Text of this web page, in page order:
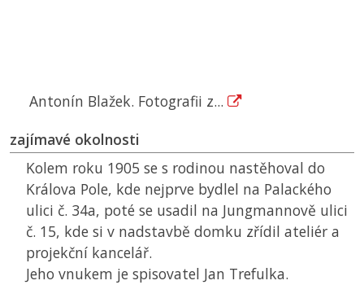
Antonín Blažek. Fotografii z...
zajímavé okolnosti
Kolem roku 1905 se s rodinou nastěhoval do
Králova Pole, kde nejprve bydlel na Palackého
ulici č. 34a, poté se usadil na Jungmannově ulici
č. 15, kde si v nadstavbě domku zřídil ateliér a
projekční kancelář.
Jeho vnukem je spisovatel Jan Trefulka.